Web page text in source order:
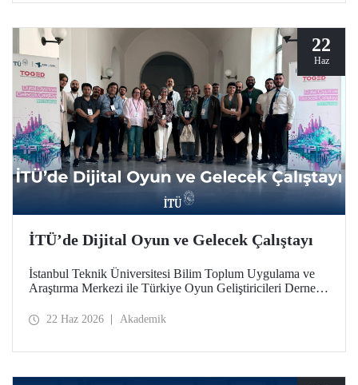
22
Haz
İTÜ’de Dijital Oyun ve Gelecek Çalıştayı
İstanbul Teknik Üniversitesi Bilim Toplum Uygulama ve
Araştırma Merkezi ile Türkiye Oyun Geliştiricileri Derneği
Gelecek Çalıştayı”, 17 Haziran 2026 tarihinde İTÜ
22 Haz 2026 Akademik